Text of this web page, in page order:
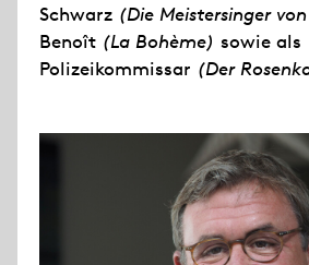
Schwarz (Die Meistersinger
Benoît (La Bohème) sowie als
Polizeikommissar (Der